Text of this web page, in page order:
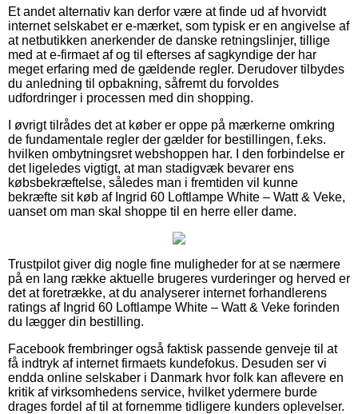
Et andet alternativ kan derfor være at finde ud af hvorvidt
internet selskabet er e-mærket, som typisk er en angivelse af
at netbutikken anerkender de danske retningslinjer, tillige
med at e-firmaet af og til efterses af sagkyndige der har
meget erfaring med de gældende regler. Derudover tilbydes
du anledning til opbakning, såfremt du forvoldes
udfordringer i processen med din shopping.
I øvrigt tilrådes det at køber er oppe på mærkerne omkring
de fundamentale regler der gælder for bestillingen, f.eks.
hvilken ombytningsret webshoppen har. I den forbindelse er
det ligeledes vigtigt, at man stadigvæk bevarer ens
købsbekræftelse, således man i fremtiden vil kunne
bekræfte sit køb af Ingrid 60 Loftlampe White – Watt & Veke,
uanset om man skal shoppe til en herre eller dame.
Trustpilot giver dig nogle fine muligheder for at se nærmere
på en lang række aktuelle brugeres vurderinger og herved er
det at foretrække, at du analyserer internet forhandlerens
ratings af Ingrid 60 Loftlampe White – Watt & Veke forinden
du lægger din bestilling.
Facebook frembringer også faktisk passende genveje til at
få indtryk af internet firmaets kundefokus. Desuden ser vi
endda online selskaber i Danmark hvor folk kan aflevere en
kritik af virksomhedens service, hvilket ydermere burde
drages fordel af til at fornemme tidligere kunders oplevelser.